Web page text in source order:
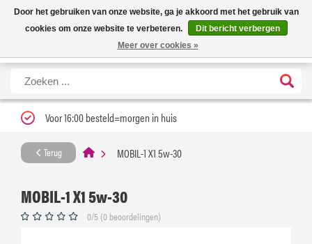
Nieuwe levertijd: 1 tot 3 werkdagen | Nu 25% korting op gehele assortiment
Carfume met kortingscode ''verfrissend''
X
Voor 16:00 besteld=morgen in huis
Terug MOBIL-1 X1 5w-30
MOBIL-1 X1 5w-30
0/5 (0 beoordelingen)
Door het gebruiken van onze website, ga je akkoord met het gebruik van
cookies om onze website te verbeteren.
Dit bericht verbergen
Meer over cookies »